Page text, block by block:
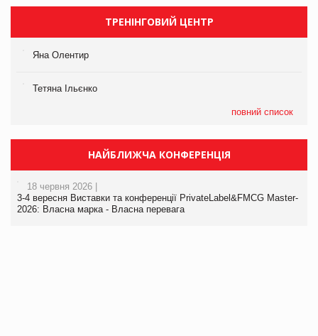
ТРЕНІНГОВИЙ ЦЕНТР
Яна Олентир
Тетяна Ільєнко
повний список
НАЙБЛИЖЧА КОНФЕРЕНЦІЯ
18 червня 2026 |
3-4 вересня Виставки та конференції PrivateLabel&FMCG Master-
2026: Власна марка - Власна перевага